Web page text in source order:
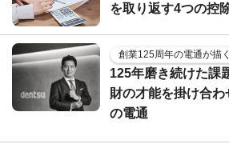
を取り返す4つの控除
創業125周年の電通が描
125年磨き続けた課
財の才能を掛け合
の電通